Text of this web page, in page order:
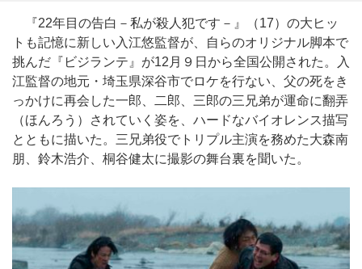
『22年目の告白－私が殺人犯です－』（17）の大ヒッ
トも記憶に新しい入江悠監督が、自らのオリジナル脚本で
挑んだ『ビジランテ』が12月９日から全国公開された。入
江監督の地元・埼玉県深谷市でロケを行ない、父の死をき
っかけに再会した一郎、二郎、三郎の三兄弟が運命に翻弄
（ほんろう）されていく姿を、ハードなバイオレンス描写
とともに描いた。三兄弟役でトリプル主演を務めた大森南
朋、鈴木浩介、桐谷健太に撮影の舞台裏を聞いた。